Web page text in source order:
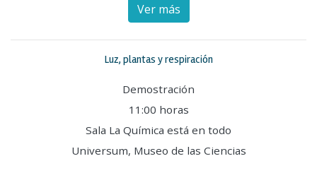
Ver más
Luz, plantas y respiración
Demostración
11:00 horas
Sala La Química está en todo
Universum, Museo de las Ciencias